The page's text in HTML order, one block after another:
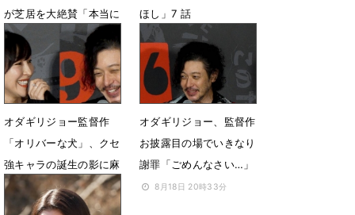
が芝居を大絶賛「本当に
すごい」
9月3日 20時07分
ほし」7 話
8月25日 16時38分
オダギリジョー監督作
「オリバーな犬」、クセ
強キャラの誕生の影に麻
生久美子
8月19日 08時31分
オダギリジョー、監督作
お披露目の場でいきなり
謝罪「ごめんなさい…」
8月18日 20時33分